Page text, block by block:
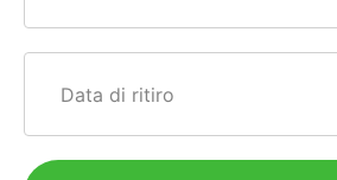
Data di ritiro